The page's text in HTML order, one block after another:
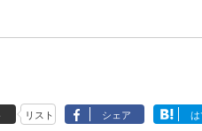
リスト シェア は